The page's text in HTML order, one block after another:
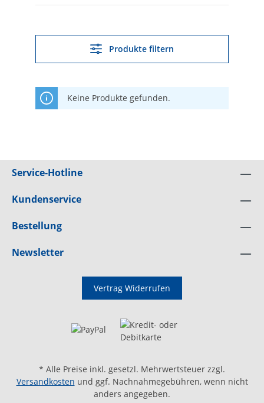
Produkte filtern
Keine Produkte gefunden.
Service-Hotline
Kundenservice
Bestellung
Newsletter
Vertrag Widerrufen
* Alle Preise inkl. gesetzl. Mehrwertsteuer zzgl.
Versandkosten und ggf. Nachnahmegebühren, wenn nicht
anders angegeben.